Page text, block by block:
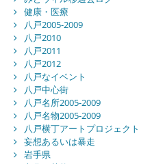
健康・医療
八戸2005-2009
八戸2010
八戸2011
八戸2012
八戸なイベント
八戸中心街
八戸名所2005-2009
八戸名物2005-2009
八戸横丁アートプロジェクト
妄想あるいは暴走
岩手県